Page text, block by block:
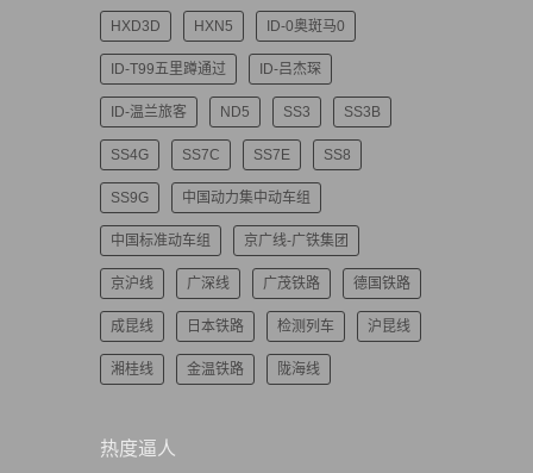
HXD3D HXN5 ID-0奥斑马0
ID-T99五里蹲通过 ID-吕杰琛
ID-温兰旅客 ND5 SS3 SS3B
SS4G SS7C SS7E SS8
SS9G 中国动力集中动车组
中国标准动车组 京广线-广铁集团
京沪线 广深线 广茂铁路 德国铁路
成昆线 日本铁路 检测列车 沪昆线
湘桂线 金温铁路 陇海线
热度逼人